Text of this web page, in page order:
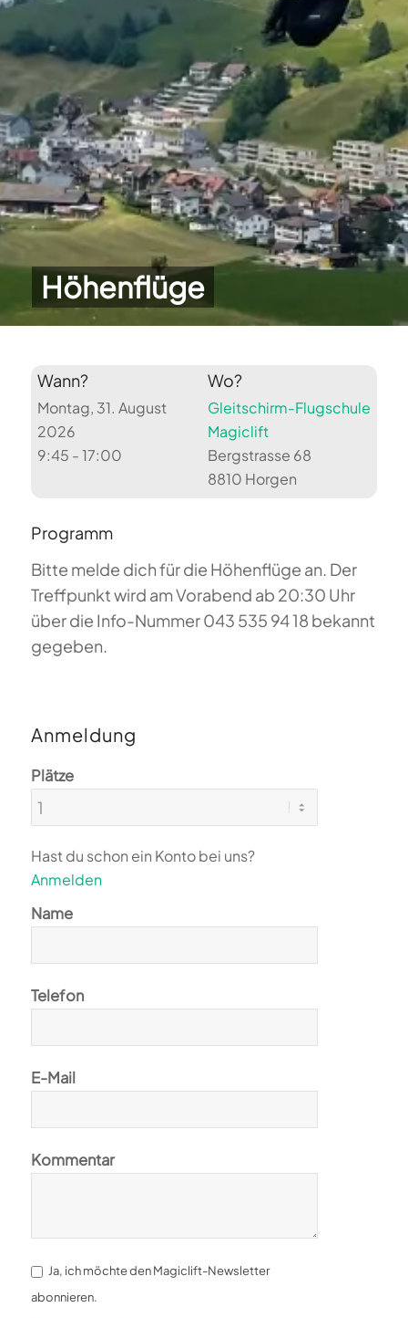
Höhenflüge
Wann?
Montag, 31. August
2026
9:45 - 17:00
Wo?
Gleitschirm-Flugschule
Magiclift
Bergstrasse 68
8810 Horgen
Programm
Bitte melde dich für die Höhenflüge an. Der
Treffpunkt wird am Vorabend ab 20:30 Uhr
über die Info-Nummer 043 535 94 18 bekannt
gegeben.
Anmeldung
Plätze
Hast du schon ein Konto bei uns?
Anmelden
Name
Telefon
E-Mail
Kommentar
Ja, ich möchte den Magiclift-Newsletter
abonnieren.